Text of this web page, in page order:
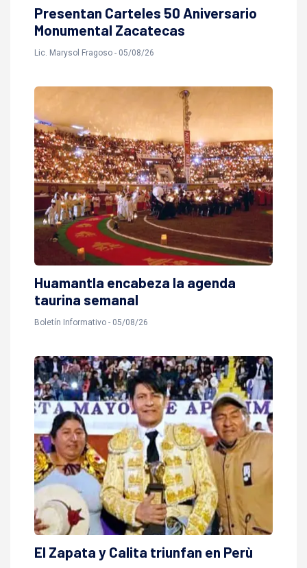
Presentan Carteles 50 Aniversario
Monumental Zacatecas
Lic. Marysol Fragoso - 05/08/26
Huamantla encabeza la agenda
taurina semanal
Boletín Informativo - 05/08/26
El Zapata y Calita triunfan en Perù